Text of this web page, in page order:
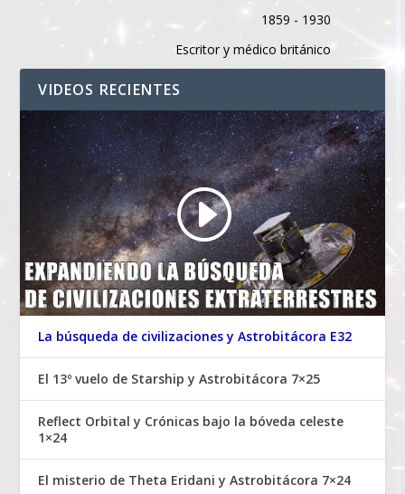
1859 - 1930
Escritor y médico británico
VIDEOS RECIENTES
La búsqueda de civilizaciones y Astrobitácora E32
El 13º vuelo de Starship y Astrobitácora 7×25
Reflect Orbital y Crónicas bajo la bóveda celeste
1×24
El misterio de Theta Eridani y Astrobitácora 7×24